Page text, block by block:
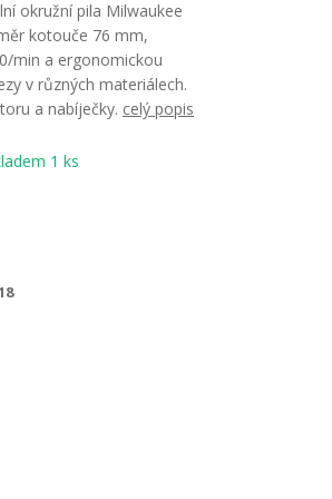
okružní pila Milwaukee
kotouče 76 mm,
min a ergonomickou
v různých materiálech.
a nabíječky. celý popis
1 ks